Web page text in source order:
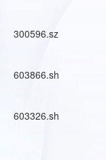
300596.sz
603866.sh
603326.sh